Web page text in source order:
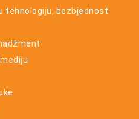
tehnologiju, bezbjednost